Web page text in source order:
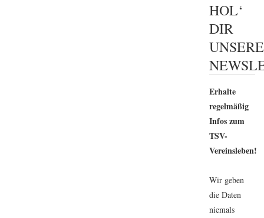
HOL‘
DIR
Erhalte
regelmäßig
Infos zum
TSV-
Vereinsleben!
Wir geben
die Daten
niemals